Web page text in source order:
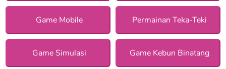
Game Mobile Permainan Teka-Teki
Game Simulasi Game Kebun Binatang